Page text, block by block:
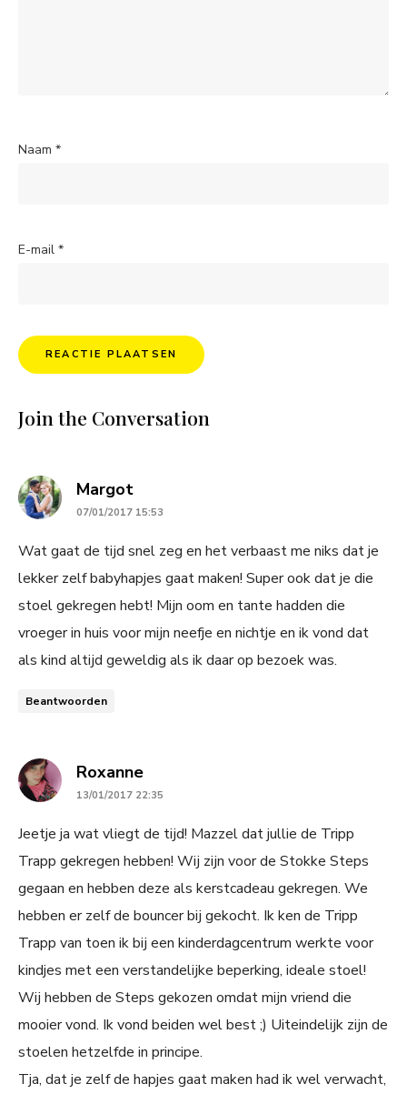
Naam *
E-mail *
Join the Conversation
Margotsays:
07/01/2017 15:53
Wat gaat de tijd snel zeg en het verbaast me niks dat je
lekker zelf babyhapjes gaat maken! Super ook dat je die
stoel gekregen hebt! Mijn oom en tante hadden die
vroeger in huis voor mijn neefje en nichtje en ik vond dat
als kind altijd geweldig als ik daar op bezoek was.
Beantwoorden
Roxannesays:
13/01/2017 22:35
Jeetje ja wat vliegt de tijd! Mazzel dat jullie de Tripp
Trapp gekregen hebben! Wij zijn voor de Stokke Steps
gegaan en hebben deze als kerstcadeau gekregen. We
hebben er zelf de bouncer bij gekocht. Ik ken de Tripp
Trapp van toen ik bij een kinderdagcentrum werkte voor
kindjes met een verstandelijke beperking, ideale stoel!
Wij hebben de Steps gekozen omdat mijn vriend die
mooier vond. Ik vond beiden wel best ;) Uiteindelijk zijn de
stoelen hetzelfde in principe.
Tja, dat je zelf de hapjes gaat maken had ik wel verwacht,